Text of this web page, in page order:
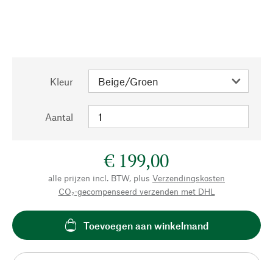
Kleur
Aantal
€ 199,00
alle prijzen incl. BTW, plus Verzendingskosten
CO₂-gecompenseerd verzenden met DHL
Toevoegen aan winkelmand